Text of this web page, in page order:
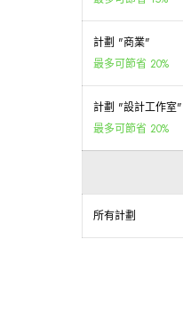
計劃 "商業"
最多可節省 20%
計劃 "設計工作室"
最多可節省 20%
所有計劃